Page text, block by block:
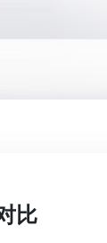
比